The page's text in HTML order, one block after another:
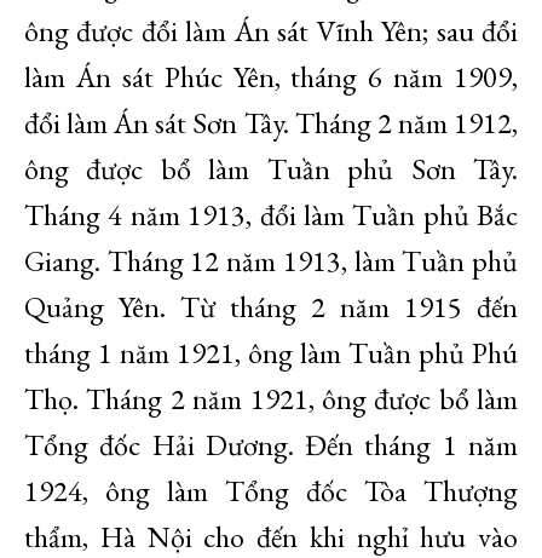
ông được đổi làm Án sát Vĩnh Yên; sau đổi
làm Án sát Phúc Yên, tháng 6 năm 1909,
đổi làm Án sát Sơn Tây. Tháng 2 năm 1912,
ông được bổ làm Tuần phủ Sơn Tây.
Tháng 4 năm 1913, đổi làm Tuần phủ Bắc
Giang. Tháng 12 năm 1913, làm Tuần phủ
Quảng Yên. Từ tháng 2 năm 1915 đến
tháng 1 năm 1921, ông làm Tuần phủ Phú
Thọ. Tháng 2 năm 1921, ông được bổ làm
Tổng đốc Hải Dương. Đến tháng 1 năm
1924, ông làm Tổng đốc Tòa Thượng
thẩm, Hà Nội cho đến khi nghỉ hưu vào